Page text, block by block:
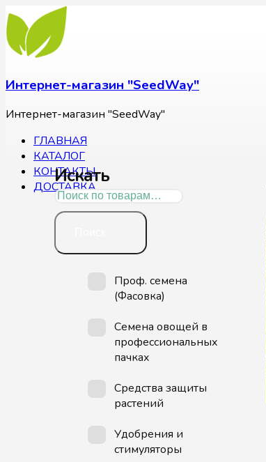
Интернет-магазин "SeedWay"
Интернет-магазин "SeedWay"
ГЛАВНАЯ
КАТАЛОГ
КОНТАКТЫ
ДОСТАВКА
Искать
Искать:
Проф. семена
(Фасовка)
Семена овощей в
профессиональных
пачках
Средства защиты
растений
Удобрения и
стимуляторы